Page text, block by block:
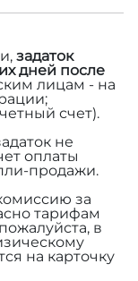
задаток
дней после
лицам - на
счет).
не
оплаты
продажи.
за
тарифам
в
на карточку